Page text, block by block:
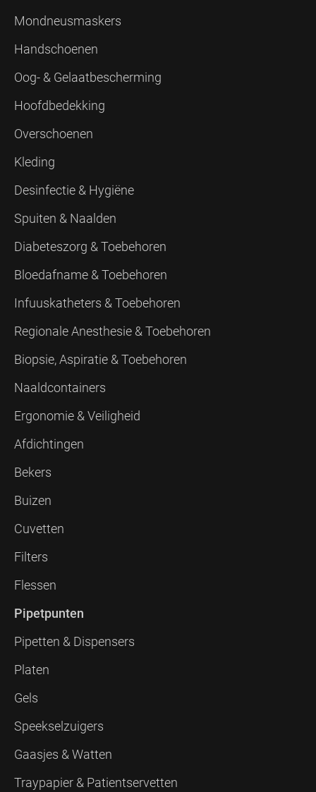
Mondneusmaskers
Handschoenen
Oog- & Gelaatbescherming
Hoofdbedekking
Overschoenen
Kleding
Desinfectie & Hygiëne
Spuiten & Naalden
Diabeteszorg & Toebehoren
Bloedafname & Toebehoren
Infuuskatheters & Toebehoren
Regionale Anesthesie & Toebehoren
Biopsie, Aspiratie & Toebehoren
Naaldcontainers
Ergonomie & Veiligheid
Afdichtingen
Bekers
Buizen
Cuvetten
Filters
Flessen
Pipetpunten
Pipetten & Dispensers
Platen
Gels
Speekselzuigers
Gaasjes & Watten
Traypapier & Patientservetten